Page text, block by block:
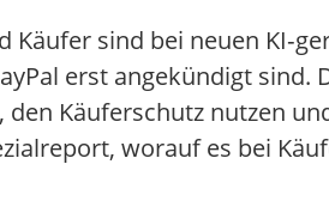
Käufer sind bei neuen
erst angekündigt
den Käuferschutz nutzen
worauf es bei